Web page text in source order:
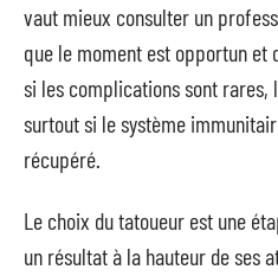
vaut mieux consulter un
que le moment est opportun et
si les complications sont rares,
surtout si le système
récupéré.
Le choix du tatoueur est une
un résultat à la hauteur de ses